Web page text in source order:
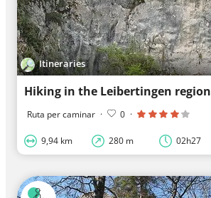
Itineraries
Hiking in the Leibertingen region
Ruta per caminar · 0 ·
9,94 km 280 m 02h27